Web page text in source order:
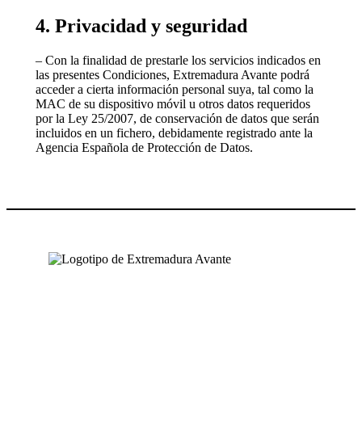
4. Privacidad y seguridad
– Con la finalidad de prestarle los servicios indicados en
las presentes Condiciones, Extremadura Avante podrá
acceder a cierta información personal suya, tal como la
MAC de su dispositivo móvil u otros datos requeridos
por la Ley 25/2007, de conservación de datos que serán
incluidos en un fichero, debidamente registrado ante la
Agencia Española de Protección de Datos.